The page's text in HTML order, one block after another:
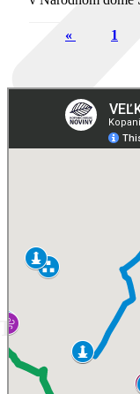
« 1